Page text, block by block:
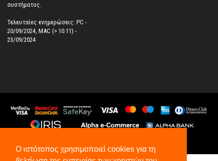
Ο ιστότοπος χρησιμοποιεί cookies για τη
συστήματος.
Τελευταίες ενημερώσεις: PC -
20/09/2024, MAC (> 10.11) -
23/09/2024
©2026All Rights Reserved.